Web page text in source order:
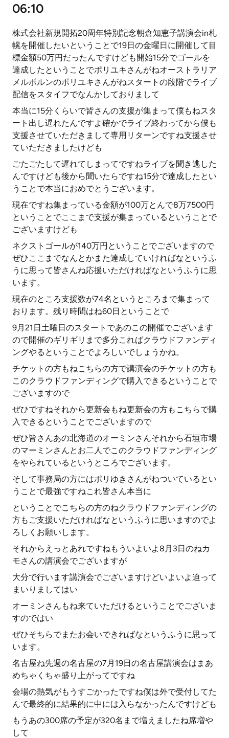
06:10
株式会社新規開拓20周年特別記念朝倉知恵子講演会in札
幌を開催したいということで19日の金曜日に開催して目
標金額50万円だったんですけども開始15分でゴールを
達成したということでポリユキさんがねオーストラリア
メルボルンのポリユキさんがねスタートの段階でライブ
配信をスタイフでなんかしておりまして
本当に15分くらいで皆さんの支援が集まって僕もねスタ
ート出し遅れたんですよ確かでライブ終わってから僕も
支援させていただきまして専用リターンですね支援させ
ていただきましたけども
ごたごたして遅れてしまってですねライブを聞き逃した
んですけども後から聞いたらですね15分で達成したとい
うことで本当におめでとうございます。
現在ですね集まっている金額が100万とんで8万7500円
ということでここまで支援が集まっているということで
ございますけども
ネクストゴールが140万円ということでございますので
ぜひここまでなんとかまた達成していければなというふ
うに思って皆さんね応援いただければなというふうに思
います。
現在のところ支援数が74名というところまで集まって
おります。残り時間はね60日ということで
9月21日土曜日のスタートであのこの開催でございます
ので開催のギリギリまで多分こればクラウドファンディ
ングやるということでよろしいでしょうかね。
チケットの方もねこちらの方で講演会のチケットの方も
このクラウドファンディングで購入できるということで
ございますので
ぜひですねそれから更新会もね更新会の方もこちらで購
入できるということでございますので
ぜひ皆さんあの北海道のオーミンさんそれから石垣市場
のマーミンさんとお二人でこのクラウドファンディング
をやられているというところでございます。
そして事務局の方にはポリゆきさんがねついているとい
うことで最強ですねこれ皆さん本当に
ということでこちらの方のねクラウドファンディングの
方もご支援いただければなというふうに思いますのでよ
ろしくお願いします。
それからえっとあれですねもういよいよ8月3日のねカ
モさんの講演会でございますが
大分で行います講演会でございますけどいよいよ迫って
まいりましてはい
オーミンさんもね来ていただけるということでございま
すのではい
ぜひそちらでまたお会いできればなというふうに思って
います。
名古屋ね先週の名古屋の7月19日の名古屋講演会はまあ
めちゃくちゃ盛り上がってですね
会場の熱気がもうすごかったですね僕は外で受付してた
んで最終的に結果的に中には入らなかったんですけども
もうあの300席の予定が320名まで増えましたね席増や
して